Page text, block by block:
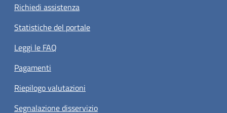
Richiedi assistenza
Statistiche del portale
Leggi le FAQ
Pagamenti
Riepilogo valutazioni
Segnalazione disservizio